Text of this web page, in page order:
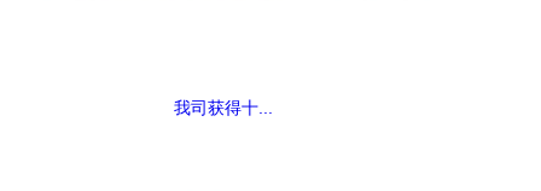
我司获得十...